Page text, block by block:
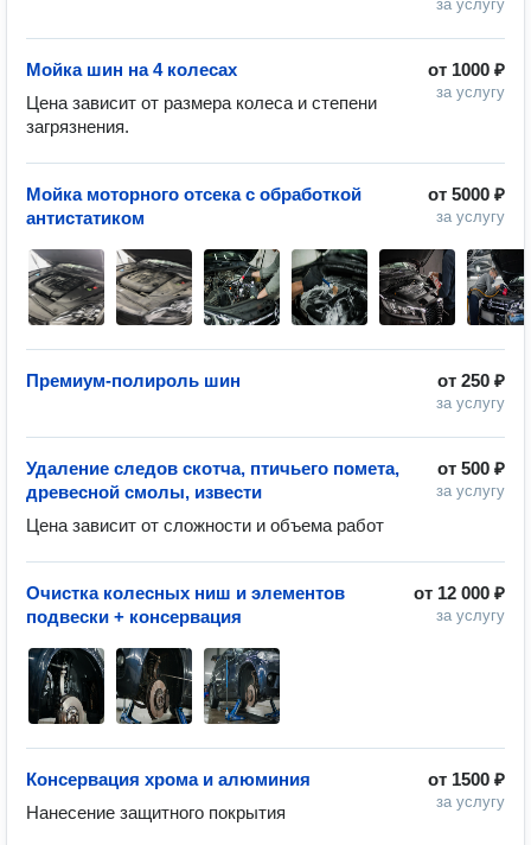
за услугу
от 1000 ₽
за услугу
Мойка шин на 4 колесах
Цена зависит от размера колеса и степени
загрязнения.
от 5000 ₽
за услугу
Мойка моторного отсека с обработкой
антистатиком
от 250 ₽
за услугу
Премиум-полироль шин
от 500 ₽
за услугу
Удаление следов скотча, птичьего помета,
древесной смолы, извести
Цена зависит от сложности и объема работ
от 12 000 ₽
за услугу
Очистка колесных ниш и элементов
подвески + консервация
от 1500 ₽
за услугу
Консервация хрома и алюминия
Нанесение защитного покрытия